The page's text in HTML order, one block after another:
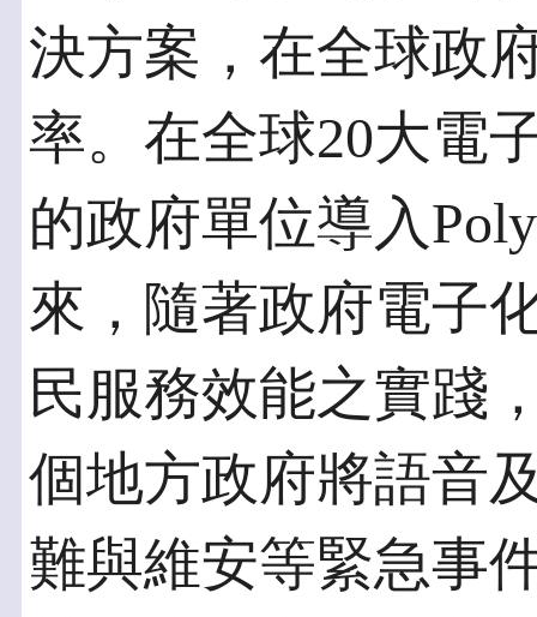
決方案，在全球政
率。在全球20大電
的政府單位導入
來，隨著政府電子
民服務效能之實踐
個地方政府將語音
難與維安等緊急事